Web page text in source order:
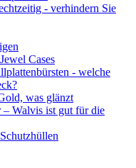
- verhindern Sie
Cases
- welche
was glänzt
– Walvis ist gut für die